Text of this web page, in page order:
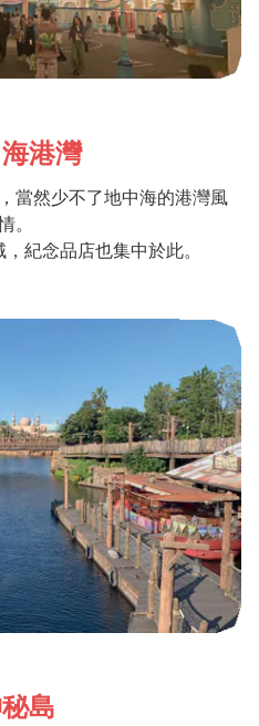
港灣
當然少不了地中海的港灣風
。
紀念品店也集中於此。
島